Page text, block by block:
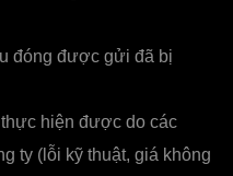
đóng được gửi đã bị
hiện được do các
ty (lỗi kỹ thuật, giá không